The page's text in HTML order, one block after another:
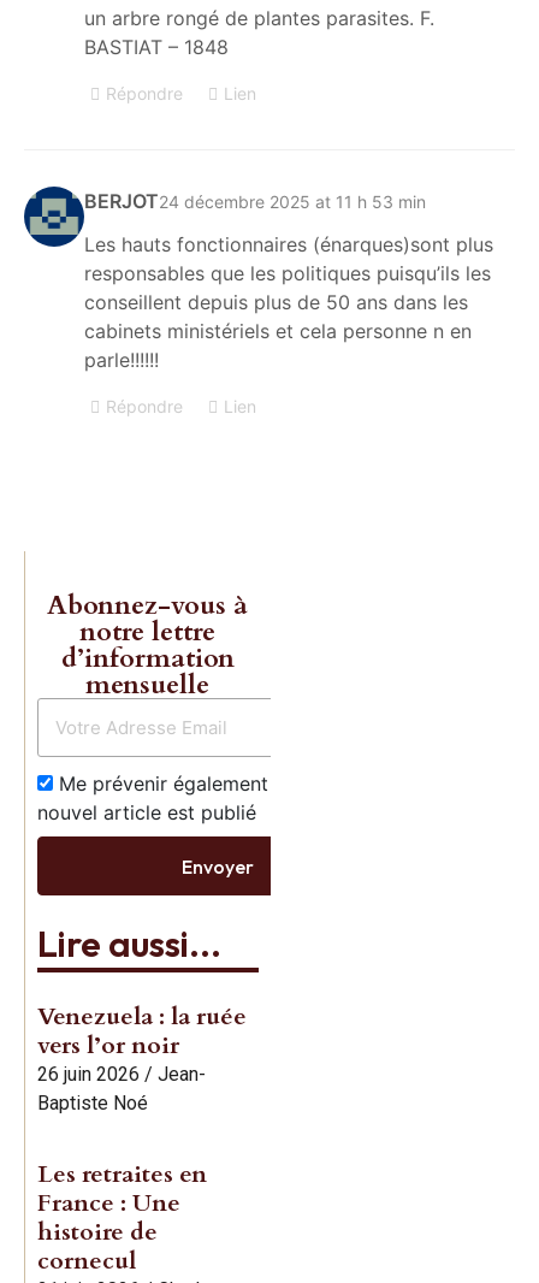
un arbre rongé de plantes parasites. F.
BASTIAT – 1848
Répondre Lien
BERJOT24 décembre 2025 at 11 h 53 min
Les hauts fonctionnaires (énarques)sont plus
responsables que les politiques puisqu’ils les
conseillent depuis plus de 50 ans dans les
cabinets ministériels et cela personne n en
parle!!!!!!
Répondre Lien
Abonnez-vous à
notre lettre
d’information
mensuelle
Me prévenir également dès qu’un
nouvel article est publié
Envoyer
Lire aussi...
Venezuela : la ruée
vers l’or noir
26 juin 2026 / Jean-
Baptiste Noé
Les retraites en
France : Une
histoire de
cornecul
Les livres
Charles